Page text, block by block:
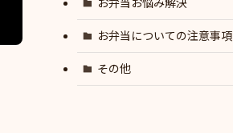
お弁当についての注意事項
その他